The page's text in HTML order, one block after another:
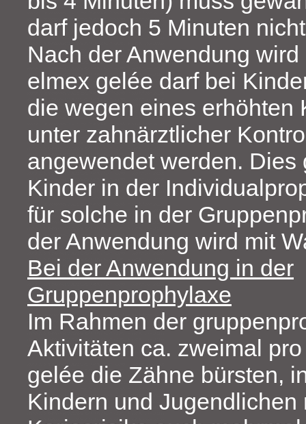
darf jedoch 5 Minuten
Nach der Anwendung
elmex gelée darf bei
die wegen eines erhöhten
unter zahnärztlicher
angewendet werden. Dies
Kinder in der
für solche in der
der Anwendung wird mit
Bei der Anwendung in der
Gruppenprophylaxe
Im Rahmen der
Aktivitäten ca. zweimal
gelée die Zähne bürsten,
Kindern und Jugendlichen